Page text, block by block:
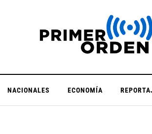
NACIONALES ECONOMÍA